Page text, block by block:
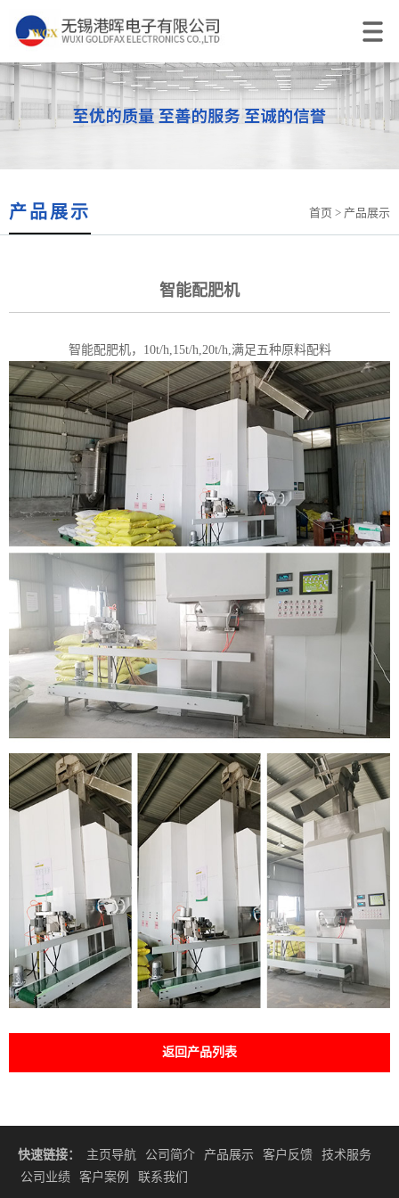
产品展示 首页 > 产品展示
智能配肥机
智能配肥机，10t/h,15t/h,20t/h,满足五种原料配料
返回产品列表
快速链接： 主页导航 公司简介 产品展示 客户反馈
技术服务
公司业绩
客户案例 联系我们